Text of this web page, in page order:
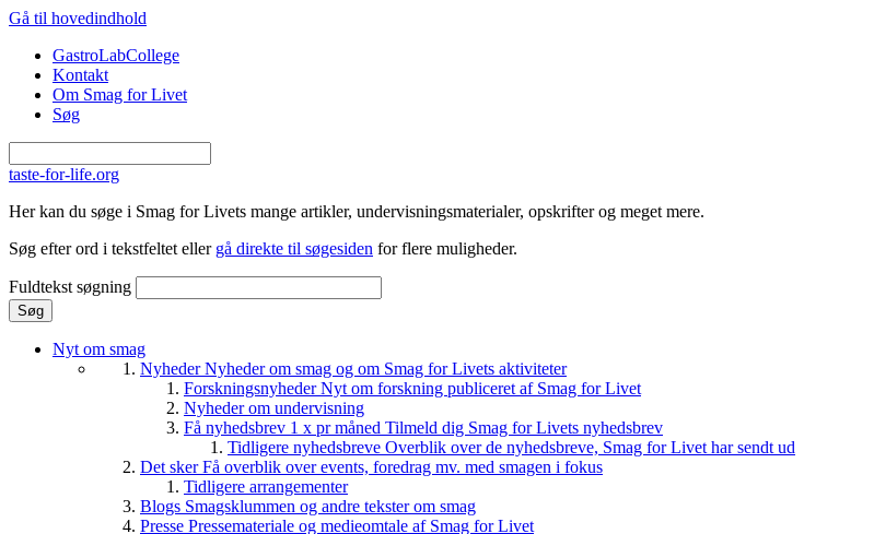
Gå til hovedindhold
GastroLabCollege
Kontakt
Om Smag for Livet
Søg
taste-for-life.org
Her kan du søge i Smag for Livets mange artikler, undervisningsmaterialer, opskrifter og meget mere.
Søg efter ord i tekstfeltet eller gå direkte til søgesiden for flere muligheder.
Fuldtekst søgning
Nyt om smag
NyhederNyheder om smag og om Smag for Livets aktiviteter
ForskningsnyhederNyt om forskning publiceret af Smag for Livet
Nyheder om undervisning
Få nyhedsbrev 1 x pr måned Tilmeld dig Smag for Livets nyhedsbrev
Tidligere nyhedsbreve Overblik over de nyhedsbreve, Smag for Livet har sendt ud
Det skerFå overblik over events, foredrag mv. med smagen i fokus
Tidligere arrangementer
Blogs Smagsklummen og andre tekster om smag
Presse Pressemateriale og medieomtale af Smag for Livet